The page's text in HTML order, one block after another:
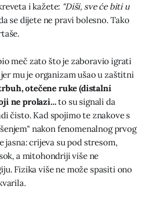
i kažete: "Diši, sve će biti u
se dijete ne pravi bolesno. Tako
meč zato što je zaboravio igrati
mu je organizam ušao u zaštitni
otečene ruke (distalni
ne prolazi...to su signali da
čisto. Kad spojimo te znakove s
nakon fenomenalnog prvog
jasna: crijeva su pod stresom,
a mitohondriji više ne
Fizika više ne može spasiti ono